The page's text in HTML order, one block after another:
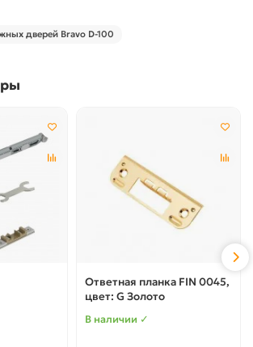
дверей Bravo D-100
Ответная планка FIN 0045,
цвет: G Золото
В наличии ✓